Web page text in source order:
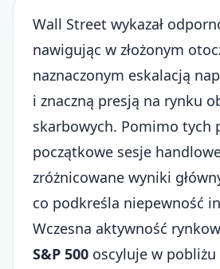
Wall Street wykazał
nawigując w złożonym
naznaczonym eskalacją
i znaczną presją na rynku
skarbowych. Pomimo tych
początkowe sesje
zróżnicowane wyniki
co podkreśla niepewność
Wczesna aktywność
S&P 500 oscyluje w